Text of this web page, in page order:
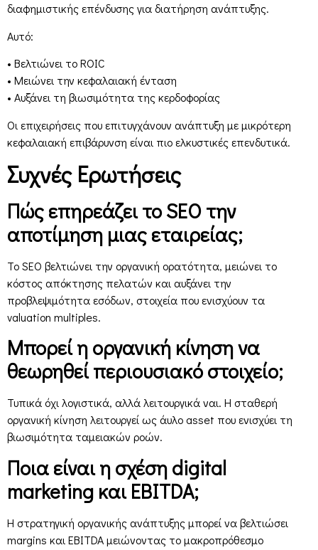
διαφημιστικής επένδυσης για διατήρηση ανάπτυξης.
Αυτό:
• Βελτιώνει το ROIC
• Μειώνει την κεφαλαιακή ένταση
• Αυξάνει τη βιωσιμότητα της κερδοφορίας
Οι επιχειρήσεις που επιτυγχάνουν ανάπτυξη με μικρότερη
κεφαλαιακή επιβάρυνση είναι πιο ελκυστικές επενδυτικά.
Συχνές Ερωτήσεις
Πώς επηρεάζει το SEO την
αποτίμηση μιας εταιρείας;
Το SEO βελτιώνει την οργανική ορατότητα, μειώνει το
κόστος απόκτησης πελατών και αυξάνει την
προβλεψιμότητα εσόδων, στοιχεία που ενισχύουν τα
valuation multiples.
Μπορεί η οργανική κίνηση να
θεωρηθεί περιουσιακό στοιχείο;
Τυπικά όχι λογιστικά, αλλά λειτουργικά ναι. Η σταθερή
οργανική κίνηση λειτουργεί ως άυλο asset που ενισχύει τη
βιωσιμότητα ταμειακών ροών.
Ποια είναι η σχέση digital
marketing και EBITDA;
Η στρατηγική οργανικής ανάπτυξης μπορεί να βελτιώσει
margins και EBITDA μειώνοντας το μακροπρόθεσμο